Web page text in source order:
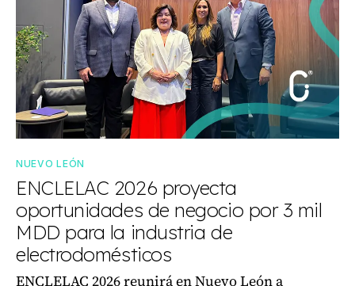
NUEVO LEÓN
ENCLELAC 2026 proyecta
oportunidades de negocio por 3 mil
MDD para la industria de
electrodomésticos
ENCLELAC 2026 reunirá en Nuevo León a